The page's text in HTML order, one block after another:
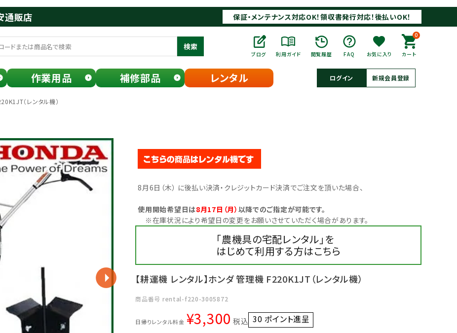
通販店 保証・メンテナンス対応OK！領収書発行対応！後払いOK！
検索
ブログ 利用ガイド 閲覧履歴 FAQ お気に入り
0
カート
作業用品 補修部品 レンタル ログイン 新規会員登録
（レンタル機）
8月6日（木） に後払い決済・クレジットカード決済でご注文を頂いた場合、
使用開始希望日は8月17日（月） 以降でのご指定が可能です。
※在庫状況により希望日の変更をお願いさせていただく場合があります。
「農機具の宅配レンタル」を
はじめて利用する方はこちら
【耕運機 レンタル】ホンダ 管理機 F220K1JT（レンタル機）
商品番号 rental-f220-3005872
日帰りレンタル料金 ¥3,300 税込 30 ポイント進呈 ]